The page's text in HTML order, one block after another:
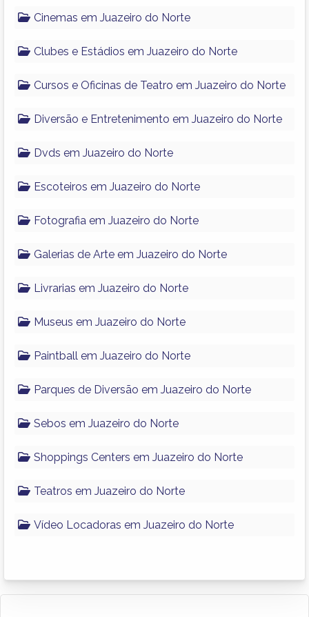
Cinemas em Juazeiro do Norte
Clubes e Estádios em Juazeiro do Norte
Cursos e Oficinas de Teatro em Juazeiro do Norte
Diversão e Entretenimento em Juazeiro do Norte
Dvds em Juazeiro do Norte
Escoteiros em Juazeiro do Norte
Fotografia em Juazeiro do Norte
Galerias de Arte em Juazeiro do Norte
Livrarias em Juazeiro do Norte
Museus em Juazeiro do Norte
Paintball em Juazeiro do Norte
Parques de Diversão em Juazeiro do Norte
Sebos em Juazeiro do Norte
Shoppings Centers em Juazeiro do Norte
Teatros em Juazeiro do Norte
Vídeo Locadoras em Juazeiro do Norte